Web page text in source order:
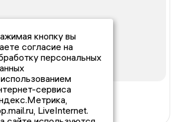
кнопку вы
согласие на
персональных
сервиса
LiveInternet.